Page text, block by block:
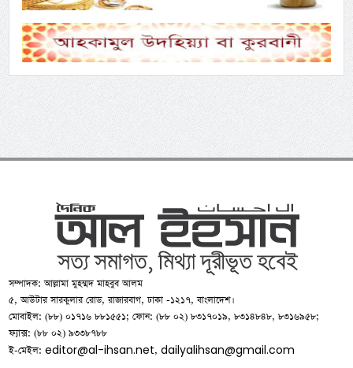
সম্পাদক: আল্লামা মুহম্মদ মাহবুব আলম
৫, আউটার সারকুলার রোড, রাজারবাগ, ঢাকা -১২১৭, বাংলাদেশ।
মোবাইল: (৮৮) ০১৭১৬ ৮৮১৫৫১; ফোন: (৮৮ ০২) ৮৩১৭০১৯, ৮৩১৪৮৪৮, ৮৩১৬৯৫৮;
ফ্যাক্স: (৮৮ ০২) ৯৩৩৮৭৮৮
ই-মেইল:editor@al-ihsan.net,dailyalihsan@gmail.com